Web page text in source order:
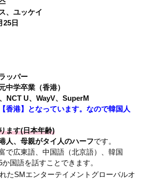
、ユッケイ
25日
ッパー
中学卒業（香港）
NCT U、WayV、SuperM
香港】となっています。なので韓国人
ます(日本年齢)
人、母親がタイ人のハーフです。
で広東語、中国語（北京語）、韓国
国語を話すことできます。
たSMエンターテイメントグローバルオ